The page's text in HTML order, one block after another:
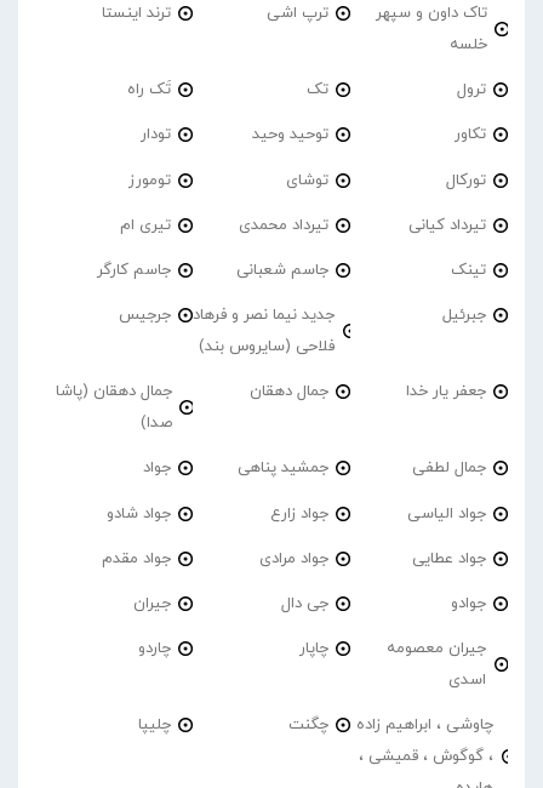
تاک داون و سپهر
خلسه
ترپ اشی ترند اینستا
ترول تک تَک راه
تکاور توحید وحید تودار
تورکال توشای تومورز
تیرداد کیانی تیرداد محمدی تیری ام
تینک جاسم شعبانی جاسم کارگر
جبرئیل
جدید نیما نصر و فرهاد
فلاحی (سایروس بند)
جرجیس
جعفر یار خدا جمال دهقان
جمال دهقان (پاشا
صدا)
جمال لطفی جمشید پناهی جواد
جواد الیاسی جواد زارع جواد شادو
جواد عطایی جواد مرادی جواد مقدم
جوادو جی دال جیران
جیران معصومه
اسدی
چاپار چاردو
چاوشی ، ابراهیم زاده
، گوگوش ، قمیشی ،
چگنت چلیپا